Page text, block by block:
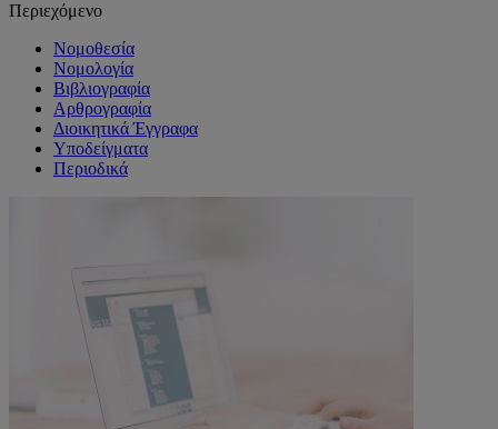
Περιεχόμενο
Νομοθεσία
Νομολογία
Βιβλιογραφία
Αρθρογραφία
Διοικητικά Έγγραφα
Υποδείγματα
Περιοδικά